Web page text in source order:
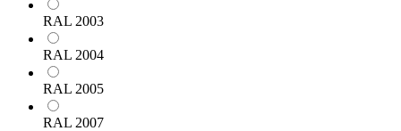
RAL 2003
RAL 2004
RAL 2005
RAL 2007